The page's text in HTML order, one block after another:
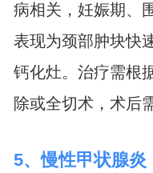
病相关，妊娠期、
表现为颈部肿块快
钙化灶。治疗需根
除或全切术，术后
5、慢性甲状腺炎